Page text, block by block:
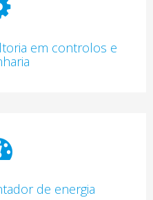
em controlos e
de energia